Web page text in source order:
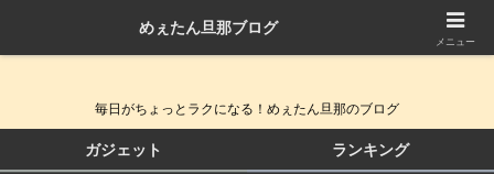
QOL向上ガジェット＆生活改善ブログ
毎日がちょっとラクになる！めぇたん旦那のブログ
ガジェット ランキング
めぇたん旦那ブログ
メニュー